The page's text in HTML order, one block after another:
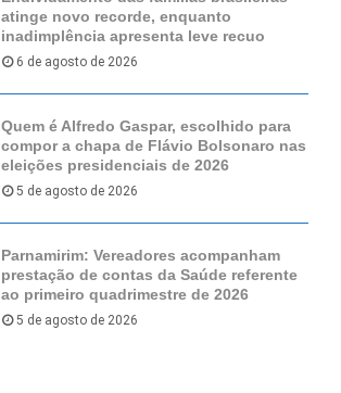
atinge novo recorde, enquanto
inadimplência apresenta leve recuo
6 de agosto de 2026
Quem é Alfredo Gaspar, escolhido para
compor a chapa de Flávio Bolsonaro nas
eleições presidenciais de 2026
5 de agosto de 2026
Parnamirim: Vereadores acompanham
prestação de contas da Saúde referente
ao primeiro quadrimestre de 2026
5 de agosto de 2026